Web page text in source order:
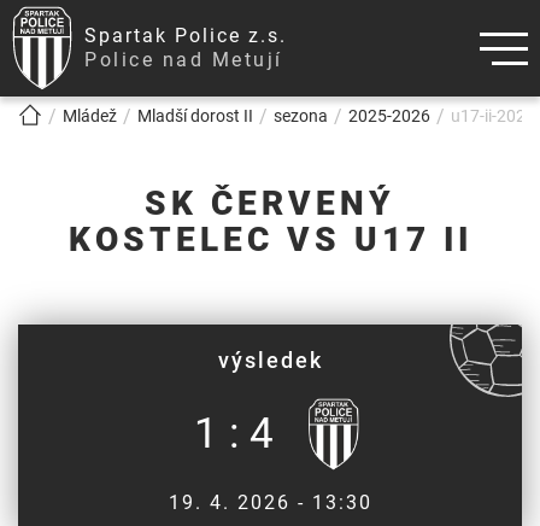
Spartak Police z.s.
Police nad Metují
!!!BREADCRUMB!!!
Mládež Mladší dorost II sezona 2025-2026 u17-ii-
SK ČERVENÝ
KOSTELEC VS U17 II
výsledek
1 : 4
19. 4. 2026 - 13:30